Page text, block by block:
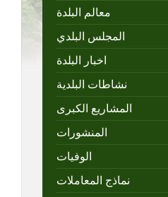
معالم البلدة
المجلس البلدي
اخبار البلدة
نشاطات البلدية
المشاريع الكبرى
المنشورات
الوفيات
نماذج المعاملات